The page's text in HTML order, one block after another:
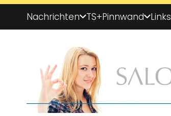
Nachrichten TS+Pinnwand Links